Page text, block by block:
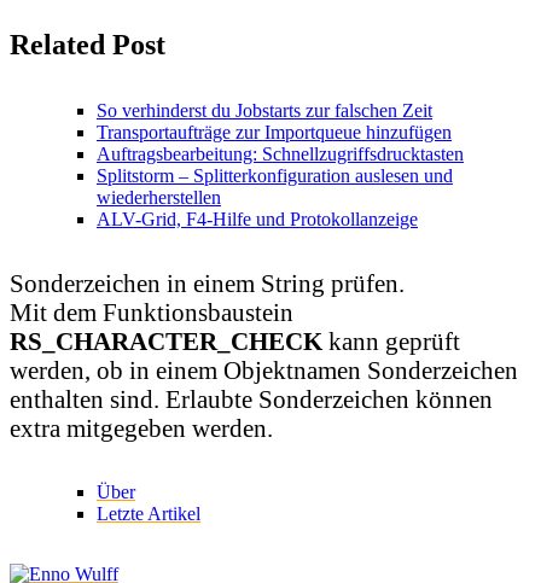
Related Post
So verhinderst du Jobstarts zur falschen Zeit
Transportaufträge zur Importqueue hinzufügen
Auftragsbearbeitung: Schnellzugriffsdrucktasten
Splitstorm – Splitterkonfiguration auslesen und
wiederherstellen
ALV-Grid, F4-Hilfe und Protokollanzeige
Sonderzeichen in einem String prüfen.
Mit dem Funktionsbaustein
RS_CHARACTER_CHECK kann geprüft
werden, ob in einem Objektnamen Sonderzeichen
enthalten sind. Erlaubte Sonderzeichen können
extra mitgegeben werden.
Über
Letzte Artikel